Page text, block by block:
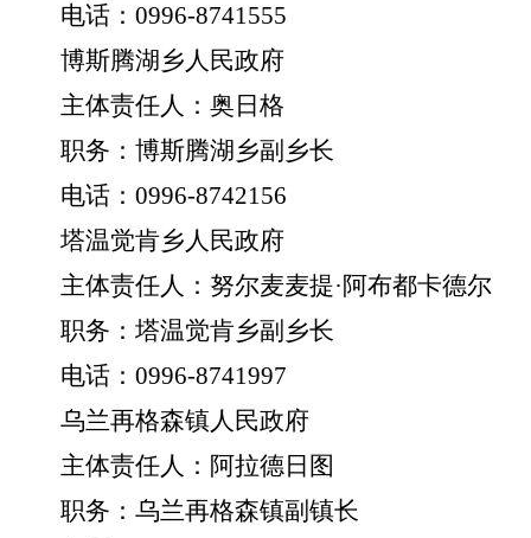
电话： 0996-8741555
博斯腾湖乡人民政府
主体责任人：奥日格
职务：博斯腾湖乡副乡长
电话： 0996-8742156
塔温觉肯乡人民政府
主体责任人：努尔麦麦提· 阿布都卡德尔
职务：塔温觉肯乡副乡长
电话： 0996-8741997
乌兰再格森镇人民政府
主体责任人：阿拉德日图
职务：乌兰再格森镇副镇长